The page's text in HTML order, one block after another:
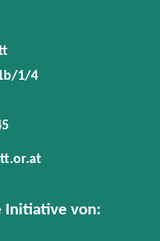
1/4
Initiative von: